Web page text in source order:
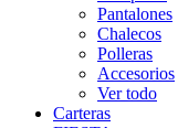
Pantalones
Chalecos
Polleras
Accesorios
Ver todo
Carteras